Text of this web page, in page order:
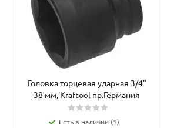
Головка торцевая ударная 3/4"
38 мм, Kraftool пр.Германия
Есть в наличии (1)